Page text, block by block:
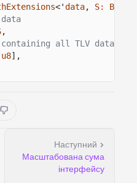
<'data, S:
,
all TLV data,
u8],
Наступний
Масштабована сума
інтерфейсу